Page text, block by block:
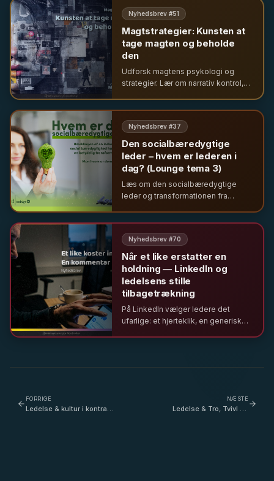
vi savner ledelse trods frygten for
autoritet.
Nyhedsbrev #51
Magtstrategier: Kunsten at
tage magten og beholde
den
Udforsk magtens psykologi og
strategier. Lær om narrativ kontrol,
skabe inklusion og resultater.
Nyhedsbrev #37
Den socialbæredygtige
leder – hvem er lederen i
dag? (Lounge tema 3)
Læs om den socialbæredygtige
leder og transformationen fra
integritet og ledelsens rolle i
fremtiden.
Nyhedsbrev #70
Når et like erstatter en
holdning — LinkedIn og
ledelsens stille
tilbagetrækning
På LinkedIn vælger ledere det
ufarlige: et hjerteklik, en generisk
FORRIGE
Ledelse & kultur i kontrast
NÆSTE
Ledelse & Tro, Tvivl og